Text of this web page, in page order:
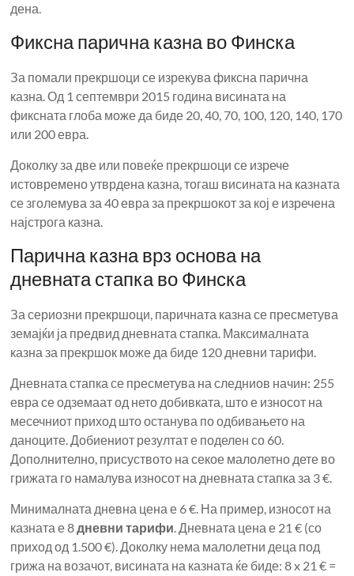
дена.
Фиксна парична казна во Финска
За помали прекршоци се изрекува фиксна парична
казна. Од 1 септември 2015 година висината на
фиксната глоба може да биде 20, 40, 70, 100, 120, 140, 170
или 200 евра.
Доколку за две или повеќе прекршоци се изрече
истовремено утврдена казна, тогаш висината на казната
се зголемува за 40 евра за прекршокот за кој е изречена
најстрога казна.
Парична казна врз основа на
дневната стапка во Финска
За сериозни прекршоци, паричната казна се пресметува
земајќи ја предвид дневната стапка. Максималната
казна за прекршок може да биде 120 дневни тарифи.
Дневната стапка се пресметува на следниов начин: 255
евра се одземаат од нето добивката, што е износот на
месечниот приход што останува по одбивањето на
даноците. Добиениот резултат е поделен со 60.
Дополнително, присуството на секое малолетно дете во
грижата го намалува износот на дневната стапка за 3 €.
Минималната дневна цена е 6 €. На пример, износот на
казната е 8дневни тарифи. Дневната цена е 21 € (со
приход од 1.500 €). Доколку нема малолетни деца под
грижа на возачот, висината на казната ќе биде: 8 x 21 € =